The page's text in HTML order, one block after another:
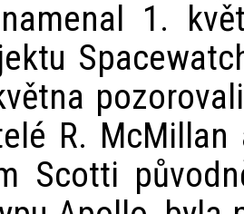
1.
R.
Scotti